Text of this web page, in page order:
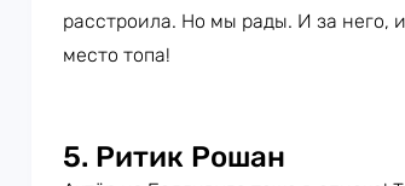
расстроила. Но мы рады. И за него, и
место топа!
5. Ритик Рошан